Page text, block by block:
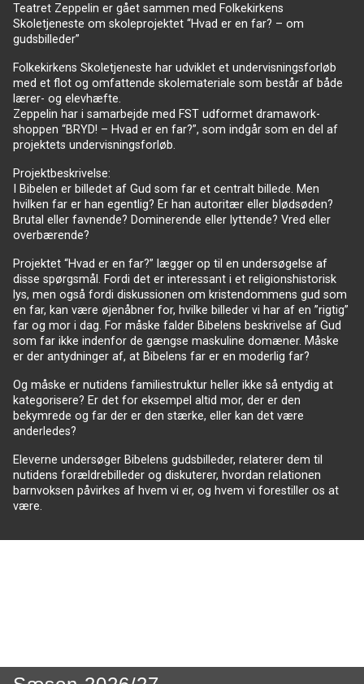
Teatret Zeppelin er gået sammen med Folkekirkens
Skoletjeneste om skoleprojektet “Hvad er en far? – om
gudsbilleder”
Folkekirkens Skoletjeneste har udviklet et undervisningsforløb
med et flot og omfattende skolemateriale som består af både
lærer- og elevhæfte.
Zeppelin har i samarbejde med FST udformet dramawork-
shoppen “BRYD! – Hvad er en far?”, som indgår som en del af
projektets undervisningsforløb.
Projektbeskrivelse:
I Bibelen er billedet af Gud som far et centralt billede. Men
hvilken far er han egentlig? Er han autoritær eller blødsøden?
Brutal eller favnende? Dominerende eller lyttende? Vred eller
overbærende?
Projektet “Hvad er en far?” lægger op til en undersøgelse af
disse spørgsmål. Fordi det er interessant i et religionshistorisk
lys, men også fordi diskussionen om kristendommens gud som
en far, kan være øjenåbner for, hvilke billeder vi har af en ”rigtig”
far og mor i dag. For måske falder Bibelens beskrivelse af Gud
som far ikke indenfor de gængse maskuline domæner. Måske
er der antydninger af, at Bibelens far er en moderlig far?
Og måske er nutidens familiestruktur heller ikke så entydig at
kategorisere? Er det for eksempel altid mor, der er den
bekymrede og far der er den stærke, eller kan det være
anderledes?
Eleverne undersøger Bibelens gudsbilleder, relaterer dem til
nutidens forældrebilleder og diskuterer, hvordan relationen
barnvoksen påvirkes af hvem vi er, og hvem vi forestiller os at
være.